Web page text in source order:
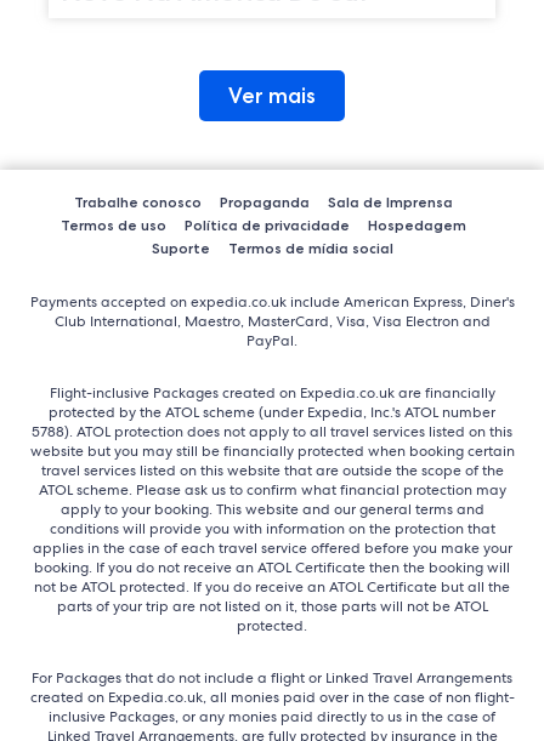
Ver mais
Trabalhe conosco Propaganda
Sala de Imprensa
Termos de uso
Política de privacidade
Hospedagem
Suporte
Termos de mídia social
Payments accepted on expedia.co.uk include American Express, Diner's
Club International, Maestro, MasterCard, Visa, Visa Electron and
PayPal.
Flight-inclusive Packages created on Expedia.co.uk are financially
protected by the ATOL scheme (under Expedia, Inc.'s ATOL number
5788). ATOL protection does not apply to all travel services listed on this
website but you may still be financially protected when booking certain
travel services listed on this website that are outside the scope of the
ATOL scheme. Please ask us to confirm what financial protection may
apply to your booking. This website and our general terms and
conditions will provide you with information on the protection that
applies in the case of each travel service offered before you make your
booking. If you do not receive an ATOL Certificate then the booking will
not be ATOL protected. If you do receive an ATOL Certificate but all the
parts of your trip are not listed on it, those parts will not be ATOL
protected.
For Packages that do not include a flight or Linked Travel Arrangements
created on Expedia.co.uk, all monies paid over in the case of non flight-
inclusive Packages, or any monies paid directly to us in the case of
Linked Travel Arrangements, are fully protected by insurance in the